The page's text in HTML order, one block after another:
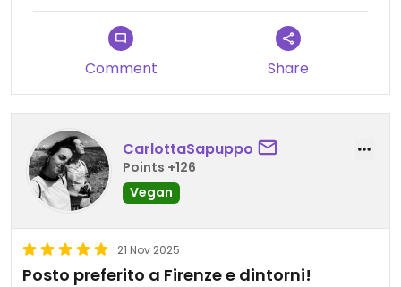
Comment Share
CarlottaSapuppo
Points +126
Vegan
21 Nov 2025
Posto preferito a Firenze e dintorni!